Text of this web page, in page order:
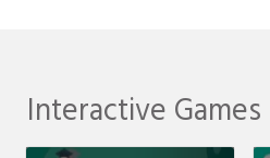
Interactive Games